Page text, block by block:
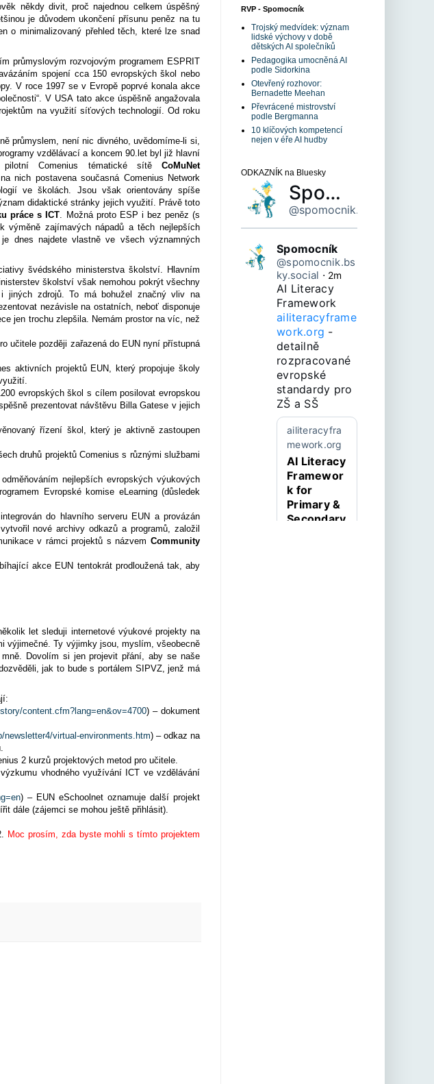
někdy divit, proč najednou celkem úspěšný
je důvodem ukončení přísunu peněz na tu
o minimalizovaný přehled těch, které lze snad
průmyslovým rozvojovým programem ESPRIT
spojení cca 150 evropských škol nebo
V roce 1997 se v Evropě poprvé konala akce
V USA tato akce úspěšně angažovala
na využití síťových technologií. Od roku
průmyslem, není nic divného, uvědomíme-li si,
vzdělávací a koncem 90.let byl již hlavní
Comenius tématické sítě CoMuNet
nich postavena současná Comenius Network
ve školách. Jsou však orientovány spíše
didaktické stránky jejich využití. Právě toto
práce s ICT . Možná proto ESP i bez peněz (s
zajímavých nápadů a těch nejlepších
dnes najdete vlastně ve všech významných
švédského ministerstva školství. Hlavním
školství však nemohou pokrýt všechny
jiných zdrojů. To má bohužel značný vliv na
nezávisle na ostatních, neboť disponuje
jen trochu zlepšila. Nemám prostor na víc, než
učitele později zařazená do EUN nyní přístupná
aktivních projektů EUN, který propojuje školy
evropských škol s cílem posilovat evropskou
prezentovat návštěvu Billa Gatese v jejich
řízení škol, který je aktivně zastoupen
druhů projektů Comenius s různými službami
nejlepších evropských výukových
Evropské komise eLearning (důsledek
do hlavního serveru EUN a provázán
nové archivy odkazů a programů, založil
v rámci projektů s názvem Community
akce EUN tentokrát prodloužená tak, aby
let sleduji internetové výukové projekty na
výjimečné. Ty výjimky jsou, myslím, všeobecně
Dovolím si jen projevit přání, aby se naše
jak to bude s portálem SIPVZ, jenž má
content.cfm?lang=en&ov=4700) – dokument
virtual-environments.htm) – odkaz na
2 kurzů projektových metod pro učitele.
vhodného využívání ICT ve vzdělávání
) – EUN eSchoolnet oznamuje další projekt
dále (zájemci se mohou ještě přihlásit).
Moc prosím, zda byste mohli s tímto projektem
RVP - Spomocník
Trojský medvídek: význam
lidské výchovy v době
dětských AI společníků
Pedagogika umocněná AI
podle Sidorkina
Otevřený rozhovor:
Bernadette Meehan
Převrácené mistrovství
podle Bergmanna
10 klíčových kompetencí
nejen v éře AI hudby
ODKAZNÍK na Bluesky
Spomocník
@spomocnik.bsky.social
Spomocník
@spomocnik.bs
ky.social ⋅ 2m
AI Literacy
ailiteracyframe
work.org -
detailně
rozpracované
evropské
standardy pro
ZŠ a SŠ
ailiteracyfra
mework.org
AI Literacy
Framewor
k for
Primary &
Secondary